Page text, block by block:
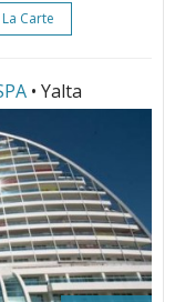
Carte
• Yalta